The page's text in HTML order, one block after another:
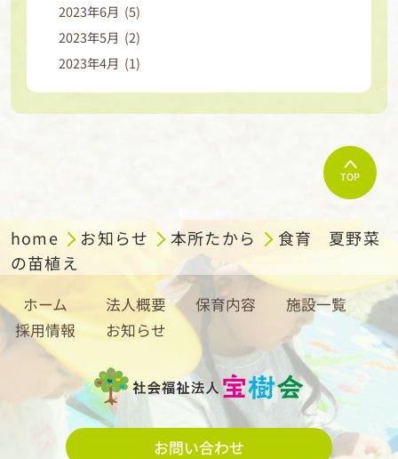
2023年6月 (5)
2023年5月 (2)
2023年4月 (1)
TOP
home お知らせ 本所たから
食育 夏野菜
の苗植え
ホーム 法人概要 保育内容
施設一覧
採用情報
お知らせ
お問い合わせ